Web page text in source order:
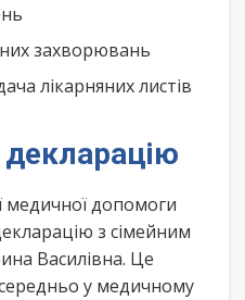
захворювань
лікарняних листів
декларацію
медичної допомоги
з сімейним
Василівна. Це
у медичному